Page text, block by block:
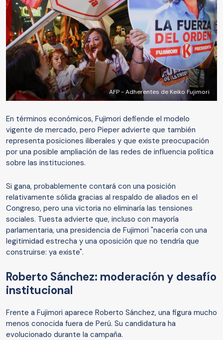
AFP - Adherentes de Keiko Fujimori
En términos económicos, Fujimori defiende el modelo
vigente de mercado, pero Pieper advierte que también
representa posiciones iliberales y que existe preocupación
por una posible ampliación de las redes de influencia política
sobre las instituciones.
Si gana, probablemente contará con una posición
relativamente sólida gracias al respaldo de aliados en el
Congreso, pero una victoria no eliminaría las tensiones
sociales. Tuesta advierte que, incluso con mayoría
parlamentaria, una presidencia de Fujimori "nacería con una
legitimidad estrecha y una oposición que no tendría que
construirse: ya existe".
Roberto Sánchez: moderación y desafío
institucional
Frente a Fujimori aparece Roberto Sánchez, una figura mucho
menos conocida fuera de Perú. Su candidatura ha
evolucionado durante la campaña.